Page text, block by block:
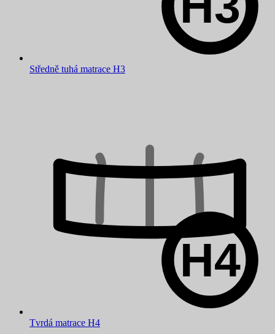
Středně tuhá matrace H3
Tvrdá matrace H4